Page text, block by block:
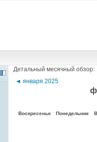
Детальный месячный обзор:
◄ января 2025
Воскресенье Понедельник